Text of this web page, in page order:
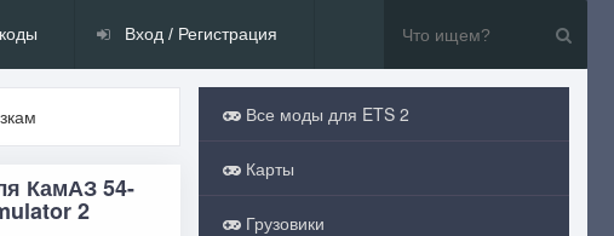
Вход / Регистрация
КамАЗ 54-
2
Все моды для ETS 2
Карты
Грузовики